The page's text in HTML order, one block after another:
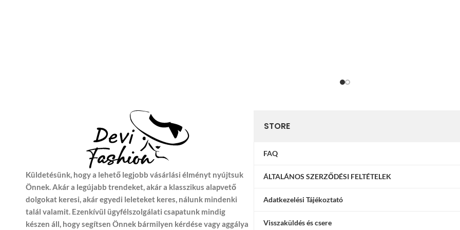
Küldetésünk, hogy a lehető legjobb vásárlási élményt nyújtsuk
Önnek. Akár a legújabb trendeket, akár a klasszikus alapvető
dolgokat keresi, akár egyedi leleteket keres, nálunk mindenki
talál valamit. Ezenkívül ügyfélszolgálati csapatunk mindig
készen áll, hogy segítsen Önnek bármilyen kérdése vagy aggálya
STORE
FAQ
ÁLTALÁNOS SZERZŐDÉSI FELTÉTELEK
Adatkezelési Tájékoztató
Visszaküldés és csere